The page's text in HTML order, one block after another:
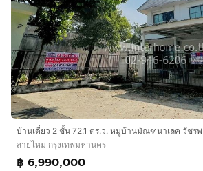
สายไหม กรุงเทพมหานคร
฿ 6,990,000